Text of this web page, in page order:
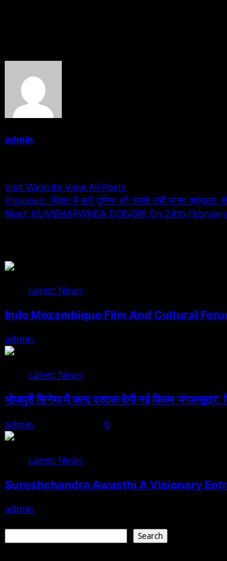
admin
Visit WebsiteView All Posts
Post
navigation
Previous: बिहार में बनी दुनिया की सबसे लंबी मानव श्रृंखला,
Next: KUMBHARWADA DONGRI On 24th February
Latest News
Indo Mozambique Film And Cultural
admin
Latest News
भोजपुरी सिनेमा में जल्द दस्तक देगी नई फिल्म ‘मंगलसूत्र’,
admin 0
Latest News
Sureshchandra Awasthi A Visionary
admin
Search